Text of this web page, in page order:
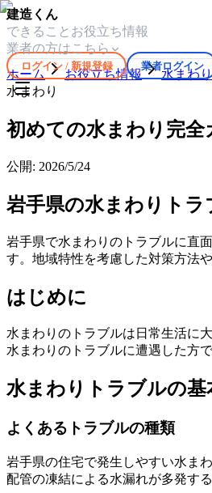
建造くん
できること お役立ち情報
業者の方はこちら
ログイン / 新規登録 業者ログイン
ホーム お役立ち情報 水まわり
水まわり
初めての水まわり完全
公開: 2026/5/24
岩手県の水まわりトラ
岩手県で水まわりのトラブルに直
す。地域特性を考慮した対策方法
はじめに
水まわりのトラブルは日常生活に
水まわりのトラブルに遭遇した方
水まわりトラブルの基
よくあるトラブルの種類
岩手県の住宅で発生しやすい水ま
配管の凍結による水漏れが多発す